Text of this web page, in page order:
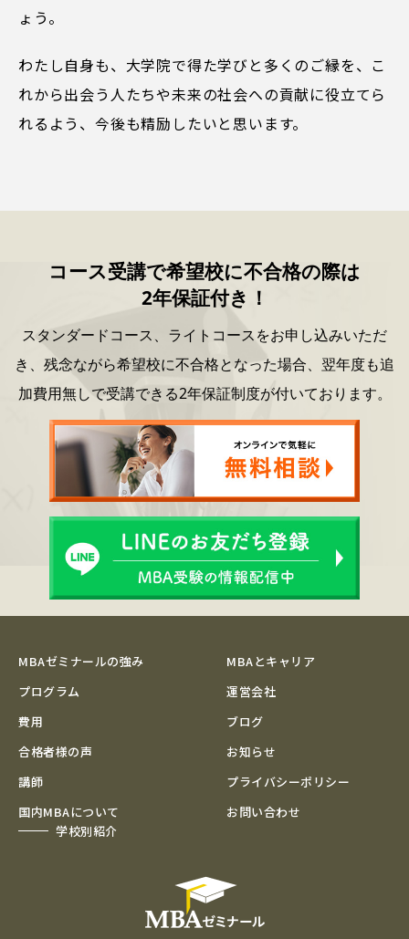
ょう。
わたし自身も、大学院で得た学びと多くのご縁を、こ
れから出会う人たちや未来の社会への貢献に役立てら
れるよう、今後も精励したいと思います。
コース受講で希望校に不合格の際は
2年保証付き！
スタンダードコース、ライトコースをお申し込みいただ
き、 残念ながら希望校に不合格となった場合、 翌年度も追
加費用無しで受講できる2年保証制度が付いております。
MBAゼミナールの強み
プログラム
費用
合格者様の声
講師
国内MBAについて
学校別紹介
MBAとキャリア
運営会社
ブログ
お知らせ
プライバシーポリシー
お問い合わせ